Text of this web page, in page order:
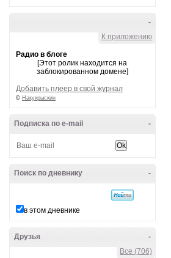
-
К приложению
Радио в блоге
[Этот ролик находится на
заблокированном домене]
Добавить плеер в свой журнал
© Накукрыскин
-
Подписка по e-mail
-
Поиск по дневнику
в этом дневнике
-
Друзья
Все (706)